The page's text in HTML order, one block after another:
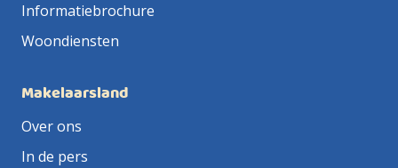
Informatiebrochure
Woondiensten
Makelaarsland
Over ons
In de pers